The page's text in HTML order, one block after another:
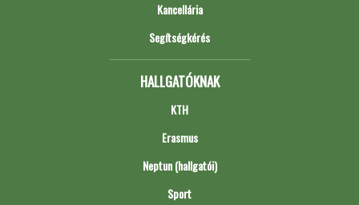
Kancellária
Segítségkérés
HALLGATÓKNAK
KTH
Erasmus
Neptun (hallgatói)
Sport